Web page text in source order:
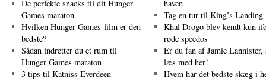
De perfekte snacks til dit Hunger
Games maraton
Hvilken Hunger Games-film er den
bedste?
Sådan indretter du et rum til
Hunger Games maraton
3 tips til Katniss Everdeen
haven
Tag en tur til King’s Landing
Khal Drogo blev kendt kun
røde speedos
Er du fan af Jamie Lannister,
læs med her!
Hvem har det bedste skæg i